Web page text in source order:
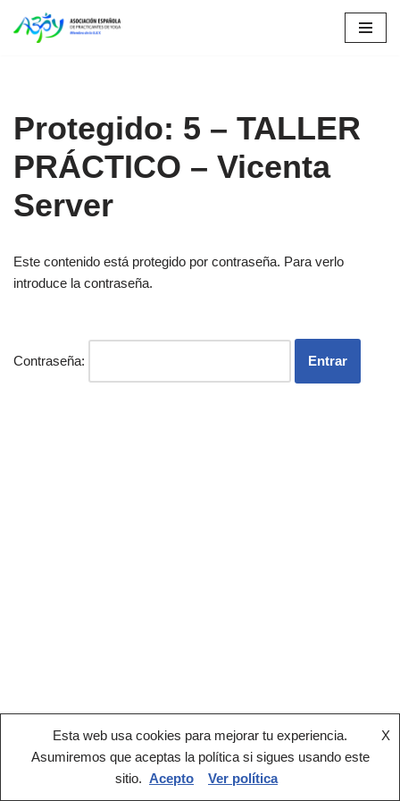
Saltar
Protegido: 5 – TALLER
PRÁCTICO – Vicenta
Server
Este contenido está protegido por contraseña. Para verlo
introduce la contraseña.
Contraseña:
®2022 AEPY
Esta web usa cookies para mejorar tu experiencia.
Asumiremos que aceptas la política si sigues usando este
sitio.
X
Acepto Ver política